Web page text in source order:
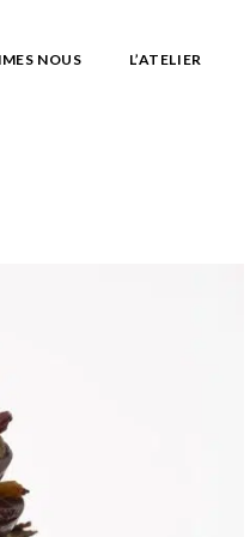
NOUS L’ATELIER